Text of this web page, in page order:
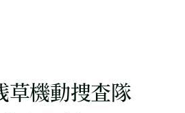
機動捜査隊